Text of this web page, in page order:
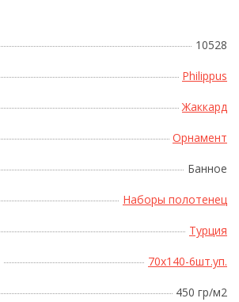
10528
Philippus
Жаккард
Орнамент
Банное
Наборы полотенец
Турция
70x140-6шт.уп.
450 гр/м2